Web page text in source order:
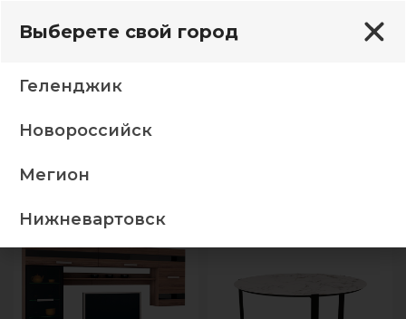
Выберете свой город
Геленджик
Новороссийск
Мегион
Нижневартовск